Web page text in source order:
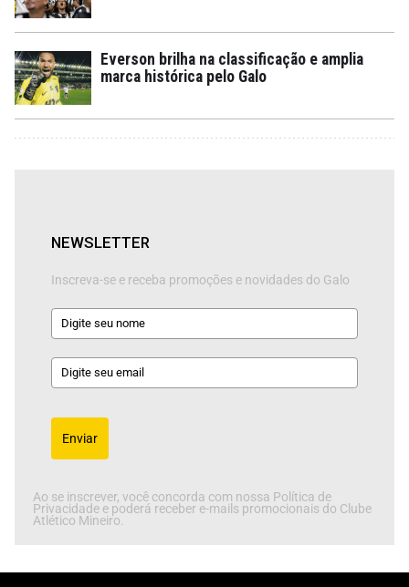
Everson brilha na classificação e amplia
marca histórica pelo Galo
NEWSLETTER
Inscreva-se e receba promoções e novidades do Galo
Enviar
Ao se inscrever, você concorda com nossa Política de
Privacidade e poderá receber e-mails promocionais do Clube
Atlético Mineiro.